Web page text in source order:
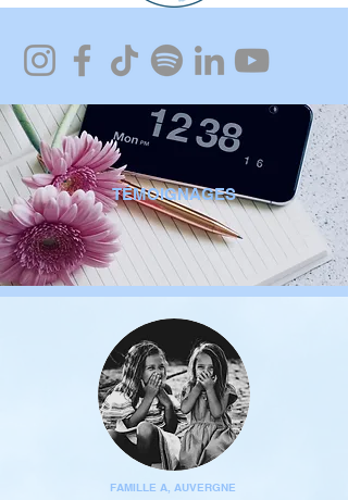
TÉMOIGNAGES
FAMILLE A, AUVERGNE